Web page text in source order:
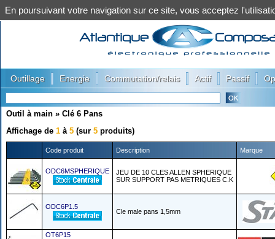
Outillage Energie Commutation/relais Actif Passif
Outil à main » Clé 6 Pans
Affichage de 1 à 5 (sur 5 produits)
Code produit Description Marque
ODC6MSPHERIQUE
JEU DE 10 CLES ALLEN SPHERIQUE
SUR SUPPORT PAS METRIQUES C.K
ODC6P1.5
Cle male pans 1,5mm
OT6P15
En poursuivant votre navigation sur ce site, vous acceptez